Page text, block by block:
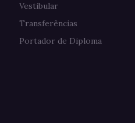
Vestibular
Transferências
Portador de Diploma